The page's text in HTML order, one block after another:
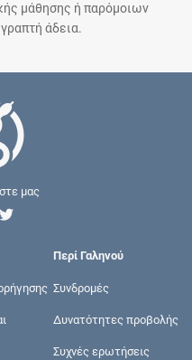
μάθησης ή παρόμοιων
άδεια.
μας
Περί Γαληνού
Συνδρομές
Δυνατότητες προβολής
Συχνές ερωτήσεις